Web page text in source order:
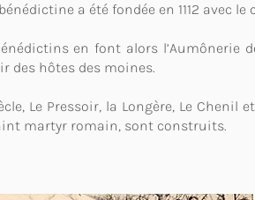
a été fondée en 1112 avec
en font alors l’Aumônerie
des hôtes des moines.
Le Pressoir, la Longère, Le
martyr romain, sont construits.